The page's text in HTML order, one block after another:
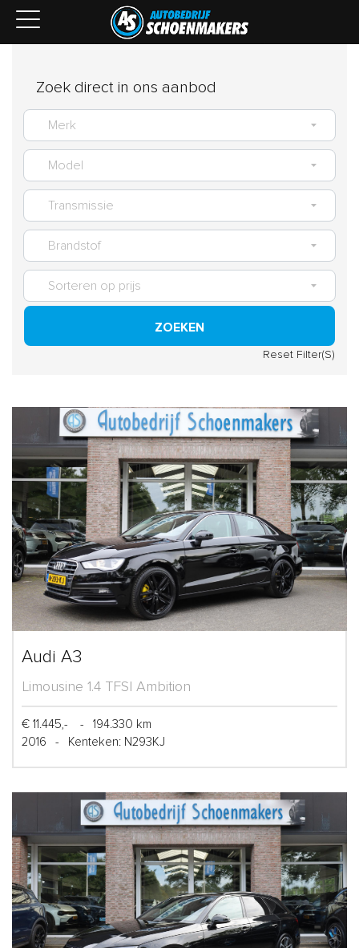
Zoek direct in ons aanbod
ZOEKEN
Reset Filter(S)
Audi A3
Limousine 1.4 TFSI Ambition
€ 11.445,- -
194.330 km
2016
- Kenteken: N293KJ